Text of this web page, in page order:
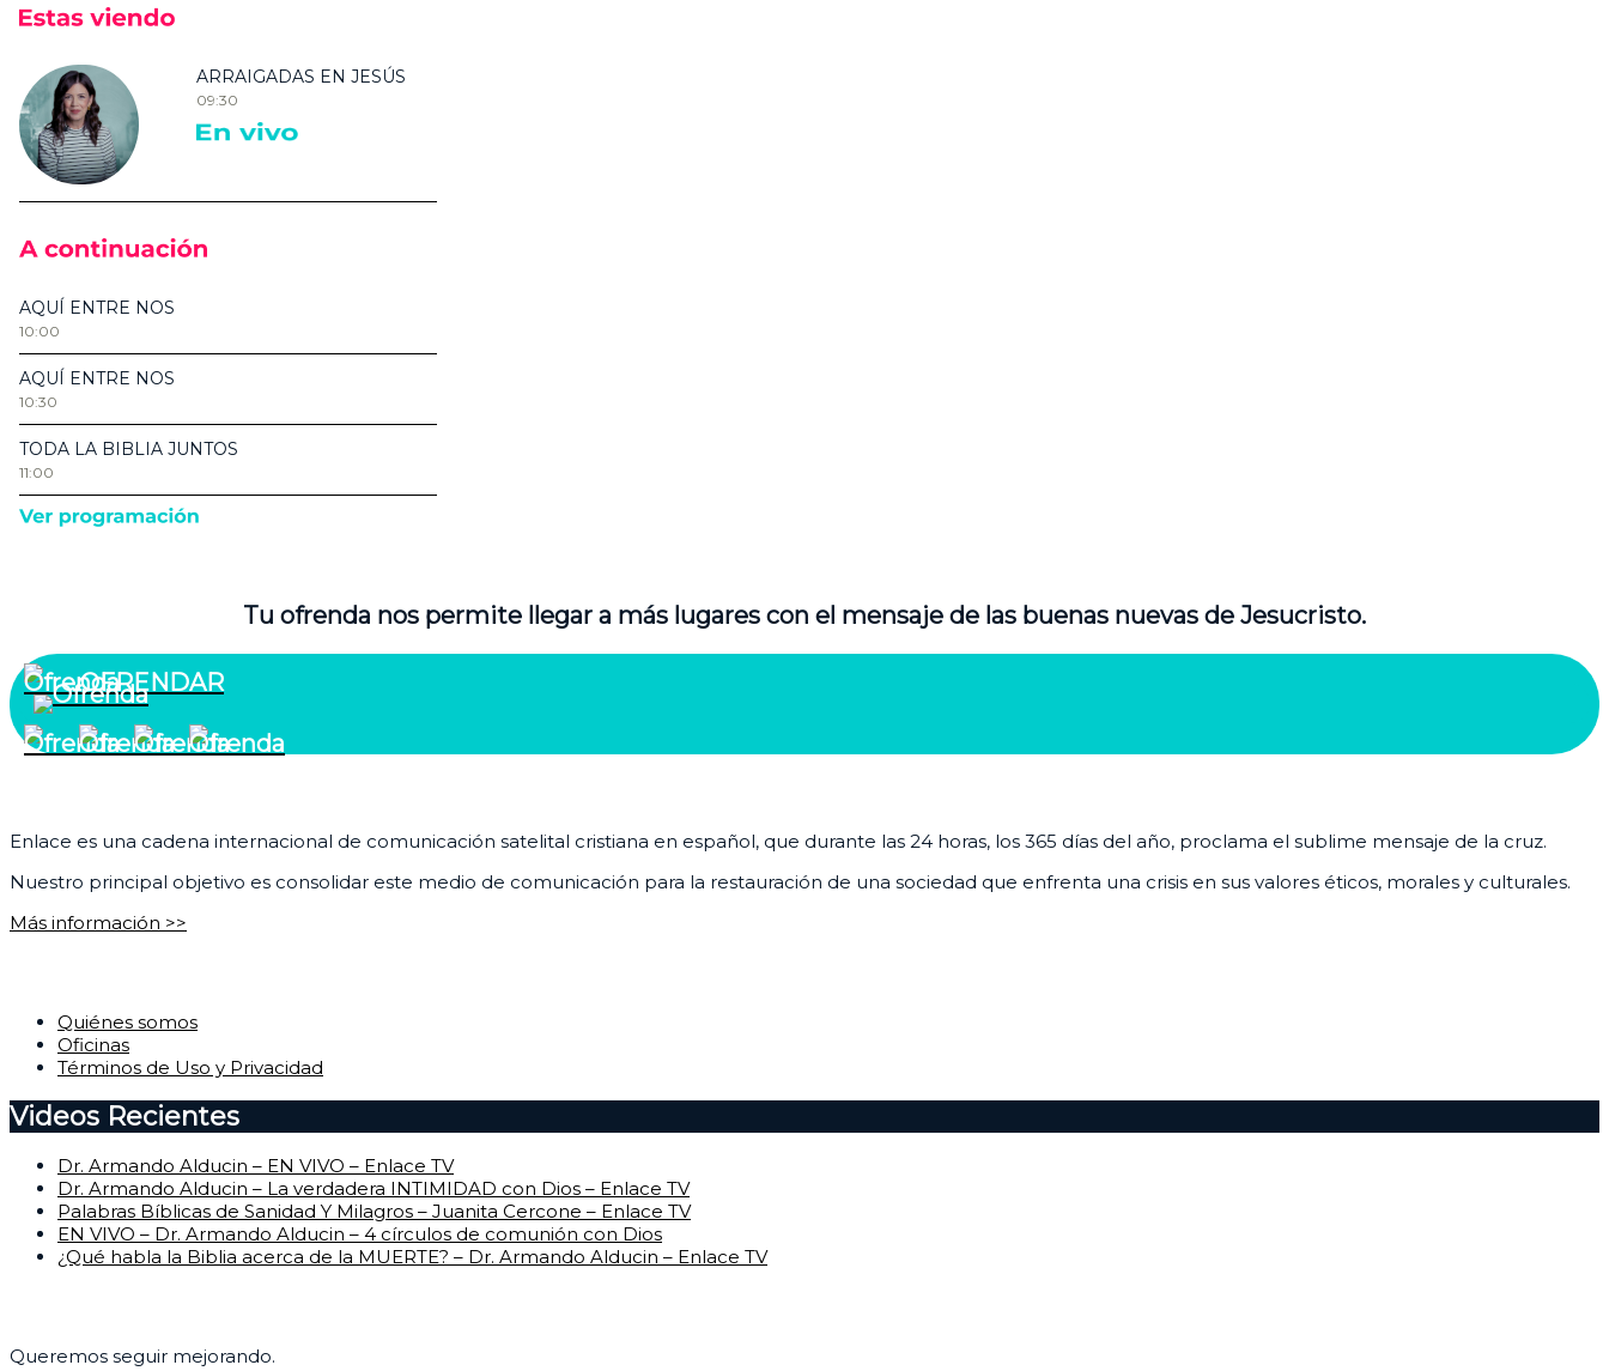
Tu ofrenda nos permite llegar a más lugares con el mensaje de las buenas nuevas de Jesucristo.
OFRENDAR
Enlace es una cadena internacional de comunicación satelital cristiana en español, que durante las 24 horas, los 365 días del año, proclama el sublime mensaje de la cruz.
Nuestro principal objetivo es consolidar este medio de comunicación para la restauración de una sociedad que enfrenta una crisis en sus valores éticos, morales y culturales.
Más información >>
Quiénes somos
Oficinas
Términos de Uso y Privacidad
Videos Recientes
Dr. Armando Alducin – EN VIVO – Enlace TV
Dr. Armando Alducin – La verdadera INTIMIDAD con Dios – Enlace TV
Palabras Bíblicas de Sanidad Y Milagros – Juanita Cercone – Enlace TV
EN VIVO – Dr. Armando Alducin – 4 círculos de comunión con Dios
¿Qué habla la Biblia acerca de la MUERTE? – Dr. Armando Alducin – Enlace TV
Queremos seguir mejorando.